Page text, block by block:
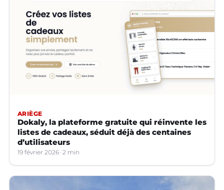
ARIÈGE
Dokaly, la plateforme gratuite qui réinvente les
listes de cadeaux, séduit déjà des centaines
d’utilisateurs
19 février 2026 2 min